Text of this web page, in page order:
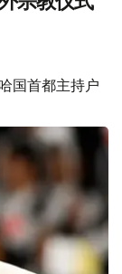
国首都主持户